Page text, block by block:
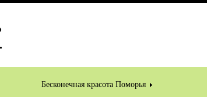
Бесконечная красота Поморья